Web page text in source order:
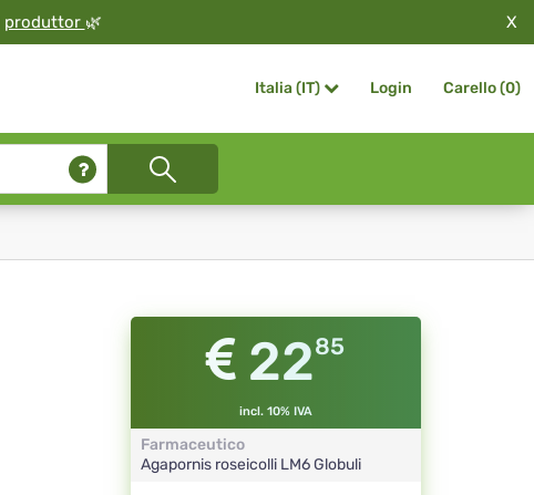
produttor 🌿 X
Italia (IT) Login Carello (0)
2285
incl. 10% IVA
Farmaceutico
Agapornis roseicolli LM6 Globuli